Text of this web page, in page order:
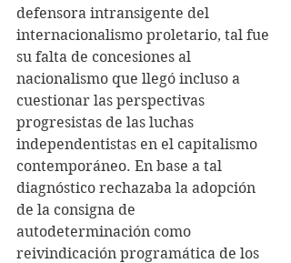
defensora intransigente del
internacionalismo proletario, tal fue
su falta de concesiones al
nacionalismo que llegó incluso a
cuestionar las perspectivas
progresistas de las luchas
independentistas en el capitalismo
contemporáneo. En base a tal
diagnóstico rechazaba la adopción
de la consigna de
autodeterminación como
reivindicación programática de los